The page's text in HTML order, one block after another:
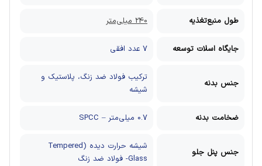
طول منبع‌تغذیه 240 میلی‌متر
جایگاه اسلات توسعه 7 عدد افقی
جنس بدنه
ترکیب فولاد ضد زنگ، پلاستیک و
شیشه
ضخامت بدنه 0.7 میلی‌متر – SPCC
جنس پنل جلو
شیشه حرارت دیده (Tempered
Glass- فولاد ضد زنگ